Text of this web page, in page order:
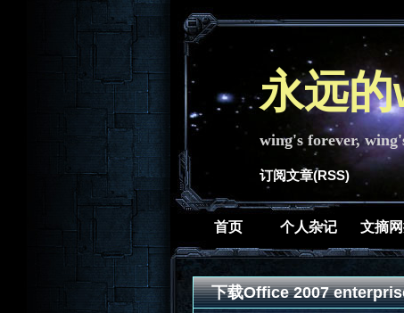
永远
wing's forever,
订阅文章(RSS)
首页 个人杂记 文摘
下载Office 2007